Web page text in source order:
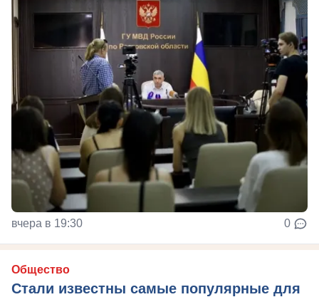
вчера в 19:30 0
Общество
Стали известны самые популярные для